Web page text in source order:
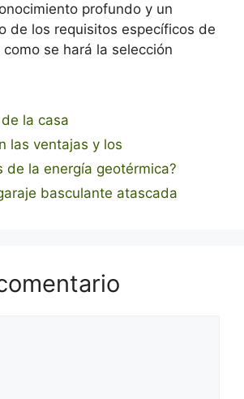
profundo y un
de los requisitos específicos de
se hará la selección
la casa
las ventajas y los
de la energía geotérmica?
basculante atascada